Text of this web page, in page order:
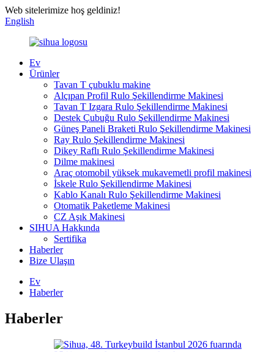
Web sitelerimize hoş geldiniz!
English
Ev
Ürünler
Tavan T çubuklu makine
Alçıpan Profil Rulo Şekillendirme Makinesi
Tavan T Izgara Rulo Şekillendirme Makinesi
Destek Çubuğu Rulo Şekillendirme Makinesi
Güneş Paneli Braketi Rulo Şekillendirme Makinesi
Ray Rulo Şekillendirme Makinesi
Dikey Raflı Rulo Şekillendirme Makinesi
Dilme makinesi
Araç otomobil yüksek mukavemetli profil makinesi
İskele Rulo Şekillendirme Makinesi
Kablo Kanalı Rulo Şekillendirme Makinesi
Otomatik Paketleme Makinesi
CZ Aşık Makinesi
SIHUA Hakkında
Sertifika
Haberler
Bize Ulaşın
Ev
Haberler
Haberler